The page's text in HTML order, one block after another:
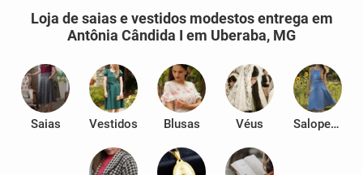
Loja de saias e vestidos modestos entrega em
Antônia Cândida I em Uberaba, MG
Saias Vestidos Blusas Véus Salopetes